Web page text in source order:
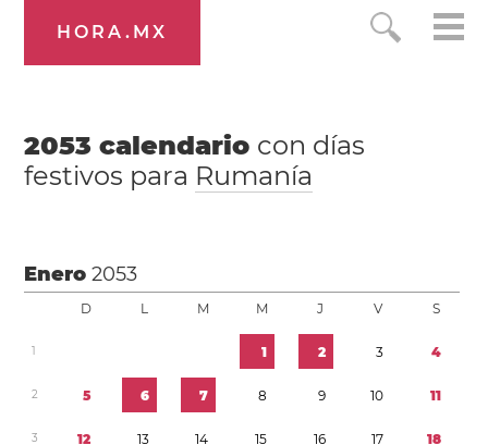
HORA.MX
2053 calendario con días
festivos para Rumanía
Enero2053
D L M M J V S
1 1 2 3 4
2 5 6 7 8 9 10 11
3 12 13 14 15 16 17 18